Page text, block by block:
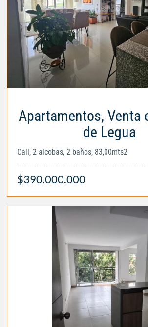
Apartamentos, Venta
de Legua
Cali, 2 alcobas, 2 baños, 83,00mts2
$390.000.000